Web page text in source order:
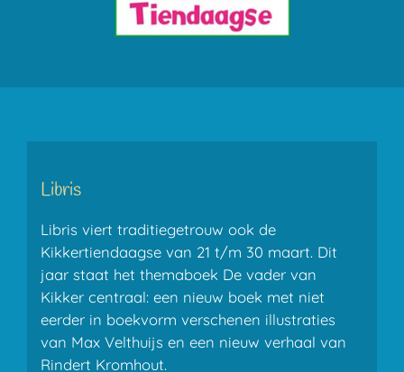
Libris
Libris viert traditiegetrouw ook de
Kikkertiendaagse van 21 t/m 30 maart. Dit
jaar staat het themaboek De vader van
Kikker centraal: een nieuw boek met niet
eerder in boekvorm verschenen illustraties
van Max Velthuijs en een nieuw verhaal van
Rindert Kromhout.